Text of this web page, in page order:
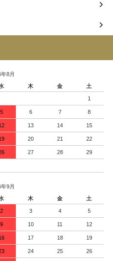
8月
木 金 土
1
5 6 7 8
13 14 15
20 21 22
27 28 29
9月
木 金 土
2 3 4 5
9 10 11 12
17 18 19
24 25 26